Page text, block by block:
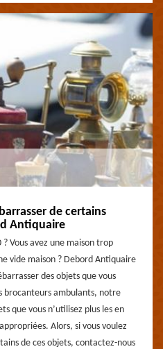
de certains
Antiquaire
Vous avez une maison trop
vide maison ? Debord Antiquaire
des objets que vous
brocanteurs ambulants, notre
que vous n’utilisez plus les en
Alors, si vous voulez
de ces objets, contactez-nous